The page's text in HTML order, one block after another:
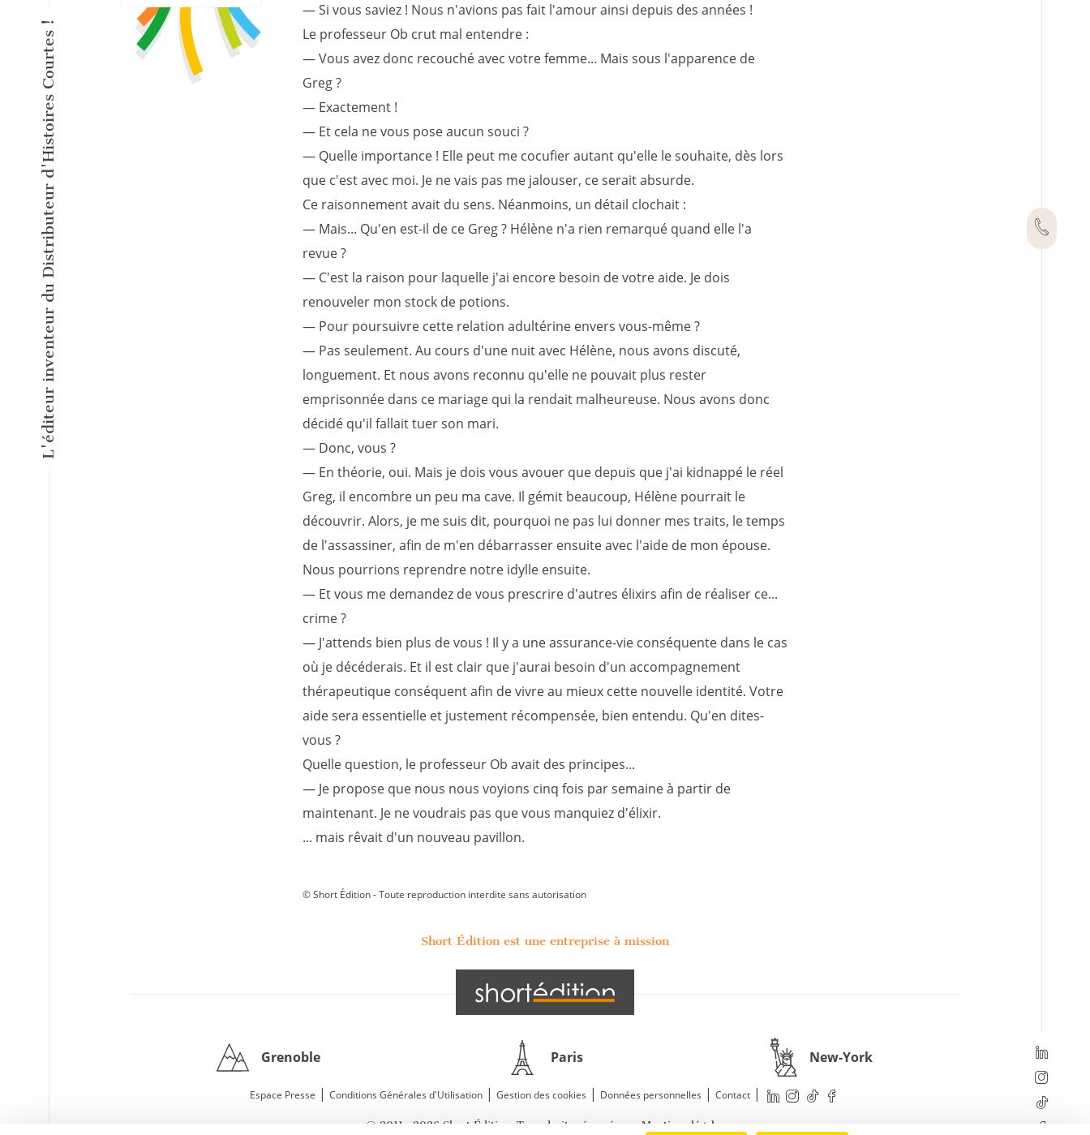
L'éditeur inventeur du Distributeur d'Histoires Courtes !
— Si vous saviez ! Nous n'avions pas fait l'amour ainsi depuis des années !
Le professeur Ob crut mal entendre :
— Vous avez donc recouché avec votre femme... Mais sous l'apparence de
Greg ?
— Exactement !
— Et cela ne vous pose aucun souci ?
— Quelle importance ! Elle peut me cocufier autant qu'elle le souhaite, dès lors
que c'est avec moi. Je ne vais pas me jalouser, ce serait absurde.
Ce raisonnement avait du sens. Néanmoins, un détail clochait :
— Mais... Qu'en est-il de ce Greg ? Hélène n'a rien remarqué quand elle l'a
revue ?
— C'est la raison pour laquelle j'ai encore besoin de votre aide. Je dois
renouveler mon stock de potions.
— Pour poursuivre cette relation adultérine envers vous-même ?
— Pas seulement. Au cours d'une nuit avec Hélène, nous avons discuté,
longuement. Et nous avons reconnu qu'elle ne pouvait plus rester
emprisonnée dans ce mariage qui la rendait malheureuse. Nous avons donc
décidé qu'il fallait tuer son mari.
— Donc, vous ?
— En théorie, oui. Mais je dois vous avouer que depuis que j'ai kidnappé le réel
Greg, il encombre un peu ma cave. Il gémit beaucoup, Hélène pourrait le
découvrir. Alors, je me suis dit, pourquoi ne pas lui donner mes traits, le temps
de l'assassiner, afin de m'en débarrasser ensuite avec l'aide de mon épouse.
Nous pourrions reprendre notre idylle ensuite.
— Et vous me demandez de vous prescrire d'autres élixirs afin de réaliser ce...
crime ?
— J'attends bien plus de vous ! Il y a une assurance-vie conséquente dans le cas
où je décéderais. Et il est clair que j'aurai besoin d'un accompagnement
thérapeutique conséquent afin de vivre au mieux cette nouvelle identité. Votre
aide sera essentielle et justement récompensée, bien entendu. Qu'en dites-
vous ?
Quelle question, le professeur Ob avait des principes...
— Je propose que nous nous voyions cinq fois par semaine à partir de
maintenant. Je ne voudrais pas que vous manquiez d'élixir.
... mais rêvait d'un nouveau pavillon.
© Short Édition - Toute reproduction interdite sans autorisation
Short Édition est une entreprise à mission
Grenoble Paris New-York
Espace Presse | Conditions Générales d'Utilisation | Gestion des cookies | Données personnelles | Contact |
© 2011—2026 Short Édition. Tous droits réservés. Mentions légales